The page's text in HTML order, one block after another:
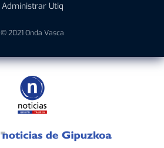
Administrar Utiq
© 2021 Onda Vasca